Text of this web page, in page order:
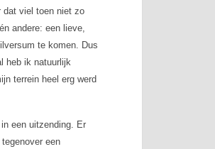
dat viel toen niet zo
andere: een lieve,
te komen. Dus
heb ik natuurlijk
terrein heel erg werd
een uitzending. Er
een